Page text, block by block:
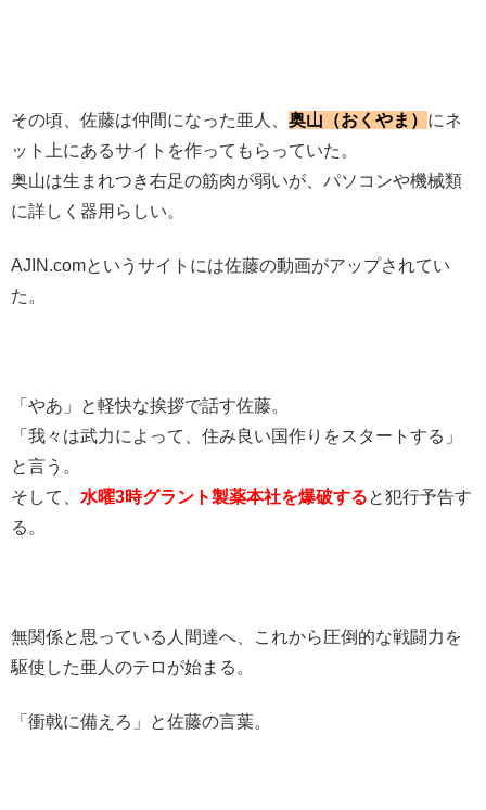
その頃、佐藤は仲間になった亜人、 奥山（おくやま） にネ
ット上にあるサイトを作ってもらっていた。
奥山は生まれつき右足の筋肉が弱いが、パソコンや機械類
に詳しく器用らしい。
AJIN.comというサイトには佐藤の動画がアップされてい
た。
「やあ」と軽快な挨拶で話す佐藤。
「我々は武力によって、住み良い国作りをスタートする」
と言う。
そして、 水曜3時グラント製薬本社を爆破すると犯行予告す
る。
無関係と思っている人間達へ、これから圧倒的な戦闘力を
駆使した亜人のテロが始まる。
「衝戟に備えろ」と佐藤の言葉。